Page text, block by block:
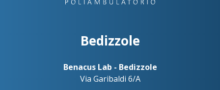
Bedizzole
Benacus Lab - Bedizzole
Via Garibaldi 6/A